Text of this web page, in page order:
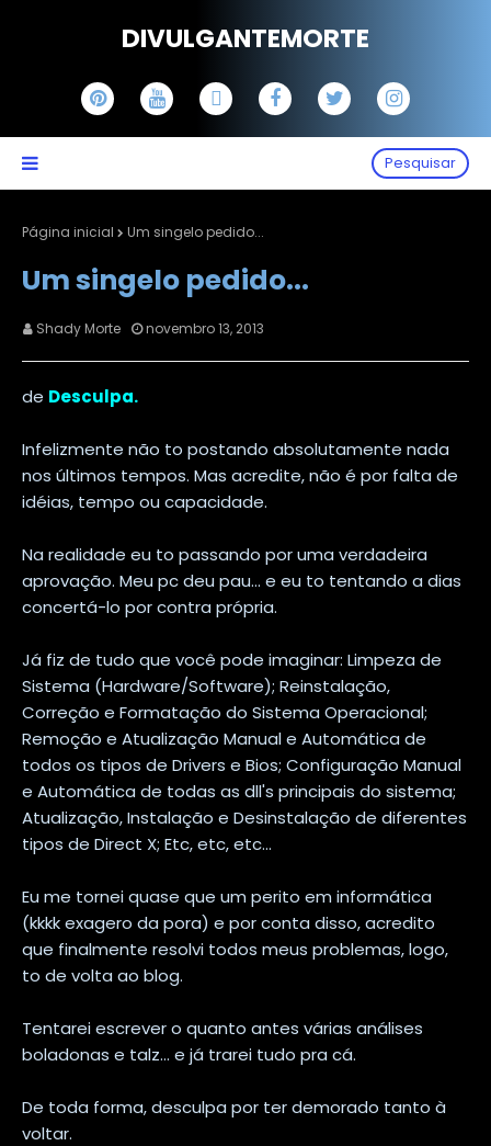
DIVULGANTEMORTE
Pesquisar
Página inicial Um singelo pedido...
Um singelo pedido...
Shady Morte novembro 13, 2013
de Desculpa.
Infelizmente não to postando absolutamente nada
nos últimos tempos. Mas acredite, não é por falta de
idéias, tempo ou capacidade.
Na realidade eu to passando por uma verdadeira
aprovação. Meu pc deu pau... e eu to tentando a dias
concertá-lo por contra própria.
Já fiz de tudo que você pode imaginar: Limpeza de
Sistema (Hardware/Software); Reinstalação,
Correção e Formatação do Sistema Operacional;
Remoção e Atualização Manual e Automática de
todos os tipos de Drivers e Bios; Configuração Manual
e Automática de todas as dll's principais do sistema;
Atualização, Instalação e Desinstalação de diferentes
tipos de Direct X; Etc, etc, etc...
Eu me tornei quase que um perito em informática
(kkkk exagero da pora) e por conta disso, acredito
que finalmente resolvi todos meus problemas, logo,
to de volta ao blog.
Tentarei escrever o quanto antes várias análises
boladonas e talz... e já trarei tudo pra cá.
De toda forma, desculpa por ter demorado tanto à
voltar.